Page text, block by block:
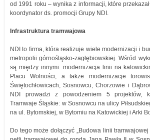
od 1991 roku – wynika z informacji, które
koordynator ds. promocji Grupy NDI.
Infrastruktura tramwajowa
NDI to firma, która realizuje wiele modernizacji i
metropolii górnośląsko-zagłębiowskiej. Wśród
są między innymi: modernizacja linii na
Placu Wolności, a także modernizacje
Świętochłowicach, Sosnowcu, Chorzowie i
NDI prowadzi z powodzeniem 5 projektów,
Tramwaje Śląskie: w Sosnowcu na ulicy
na ul. Bytomskiej, w Bytomiu na Katowickiej i Arki
Do tego może dołączyć „Budowa linii